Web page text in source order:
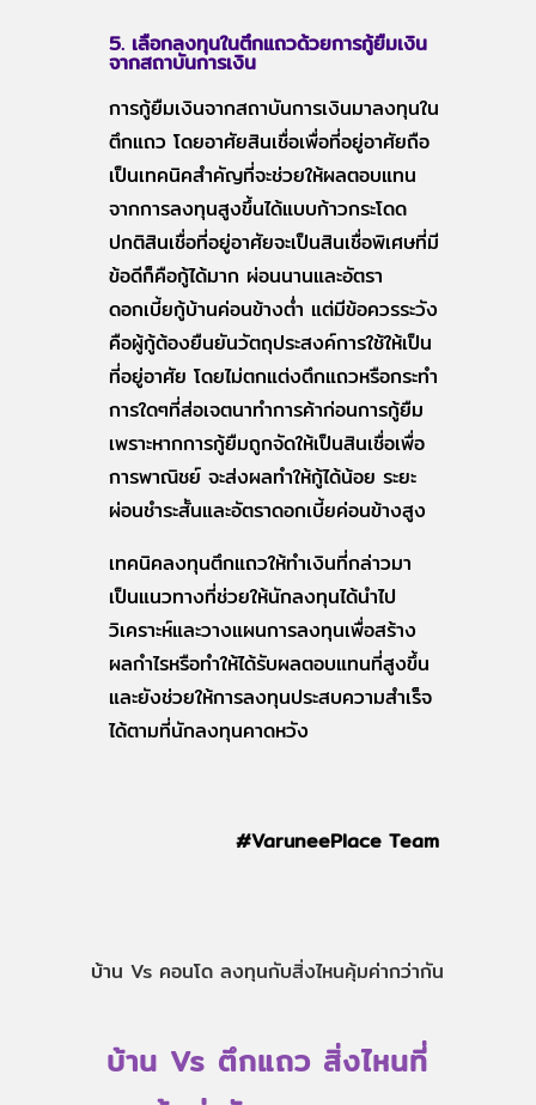
5. เลือกลงทุนในตึกแถวด้วยการกู้ยืมเงิน
จากสถาบันการเงิน
การกู้ยืมเงินจากสถาบันการเงินมาลงทุนใน
ตึกแถว โดยอาศัยสินเชื่อเพื่อที่อยู่อาศัยถือ
เป็นเทคนิคสำคัญที่จะช่วยให้ผลตอบแทน
จากการลงทุนสูงขึ้นได้แบบก้าวกระโดด
ปกติสินเชื่อที่อยู่อาศัยจะเป็นสินเชื่อพิเศษที่มี
ข้อดีก็คือกู้ได้มาก ผ่อนนานและอัตรา
ดอกเบี้ยกู้บ้านค่อนข้างต่ำ แต่มีข้อควรระวัง
คือผู้กู้ต้องยืนยันวัตถุประสงค์การใช้ให้เป็น
ที่อยู่อาศัย โดยไม่ตกแต่งตึกแถวหรือกระทำ
การใดๆที่ส่อเจตนาทำการค้าก่อนการกู้ยืม
เพราะหากการกู้ยืมถูกจัดให้เป็นสินเชื่อเพื่อ
การพาณิชย์ จะส่งผลทำให้กู้ได้น้อย ระยะ
ผ่อนชำระสั้นและอัตราดอกเบี้ยค่อนข้างสูง
เทคนิคลงทุนตึกแถวให้ทำเงินที่กล่าวมา
เป็นแนวทางที่ช่วยให้นักลงทุนได้นำไป
วิเคราะห์และวางแผนการลงทุนเพื่อสร้าง
ผลกำไรหรือทำให้ได้รับผลตอบแทนที่สูงขึ้น
และยังช่วยให้การลงทุนประสบความสำเร็จ
ได้ตามที่นักลงทุนคาดหวัง
#VaruneePlace Team
บ้าน Vs คอนโด ลงทุนกับสิ่งไหนคุ้มค่ากว่ากัน
บ้าน Vs ตึกแถว สิ่งไหนที่